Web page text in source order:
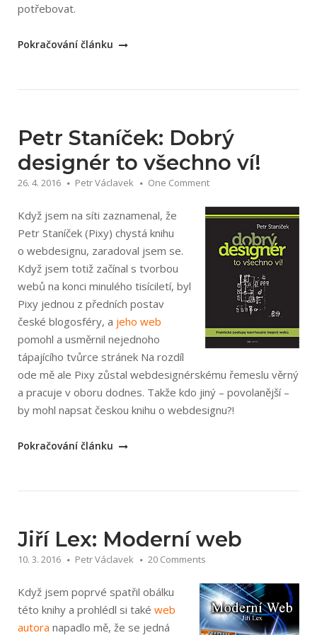
potřebovat.
„Martin
webdesignu“
Pokračování článku
Petr Staníček: Dobrý
designér to všechno ví!
26. 4. 2016 Petr Václavek One Comment
Když jsem na síti zaznamenal, že
Petr Staníček (Pixy) chystá knihu
o webdesignu, zaradoval jsem se.
Když jsem totiž začínal s tvorbou
webů na konci minulého tisíciletí, byl
Pixy jednou z předních postav
české blogosféry, a jeho web
pomohl a usměrnil nejednoho
tápajícího tvůrce stránek Na rozdíl
ode mě ale Pixy zůstal webdesignérskému řemeslu věrný
a pracuje v oboru dodnes. Takže kdo jiný – povolanější –
by mohl napsat českou knihu o webdesignu?!
„Petr
všechno
Pokračování článku
Jiří Lex: Moderní web
10. 3. 2016 Petr Václavek 20 Comments
Když jsem poprvé spatřil obálku
této knihy a prohlédl si také web
autora napadlo mě, že se jedná